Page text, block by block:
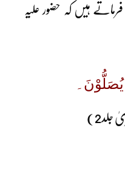
ہیں کہ حضور علیہ
یُصَلُّوْنَ۔